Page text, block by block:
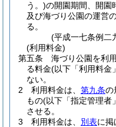
う。)の開園期間、開園
及び海づり公園の運営
る。
(平成一七条例二
(利用料金)
第五条
海づり公園を利
る料金(以下「利用料金
ない。
2
利用料金は、 第九条の
もの(以下「指定管理者
させる。
3
利用料金は、 別表に掲